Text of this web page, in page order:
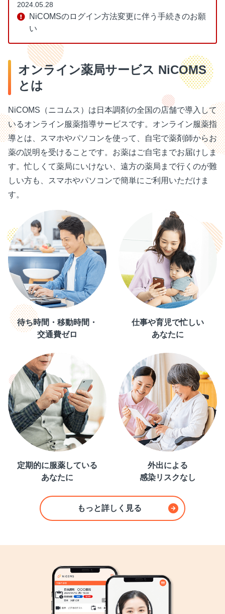
2024.05.28
NiCOMSのログイン方法変更に伴う手続きのお願
い
オンライン薬局サービス NiCOMS
とは
NiCOMS（ニコムス）は日本調剤の全国の店舗で導⼊して
いるオンライン服薬指導サービスです。オンライン服薬指
導とは、スマホやパソコンを使って、⾃宅で薬剤師からお
薬の説明を受けることです。お薬はご⾃宅までお届けしま
す。忙しくて薬局にいけない、遠⽅の薬局まで⾏くのが難
しい⽅も、スマホやパソコンで簡単にご利用いただけま
す。
待ち時間・移動時間・
交通費ゼロ
仕事や育児で忙しい
あなたに
定期的に服薬している
あなたに
外出による
感染リスクなし
もっと詳しく見る